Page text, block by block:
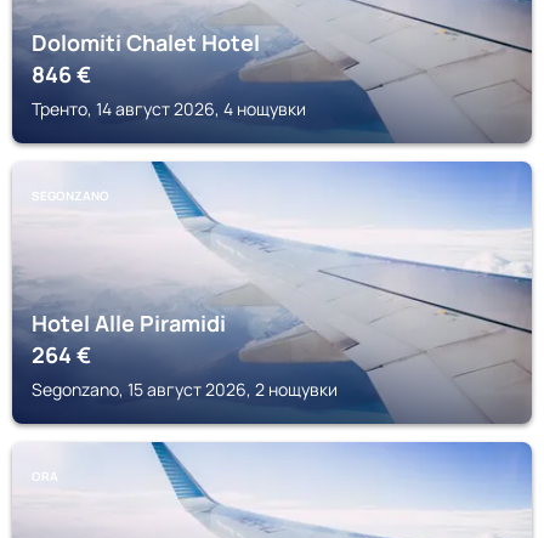
Dolomiti Chalet Hotel
846€
Тренто, 14 август 2026, 4 нощувки
SEGONZANO
Hotel Alle Piramidi
264€
Segonzano, 15 август 2026, 2 нощувки
ORA